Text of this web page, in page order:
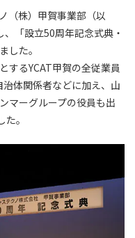
（株）甲賀事業部（以
「設立50周年記念式典・
した。
するYCAT甲賀の全従業員
体関係者などに加え、山
マーグループの役員も出
。